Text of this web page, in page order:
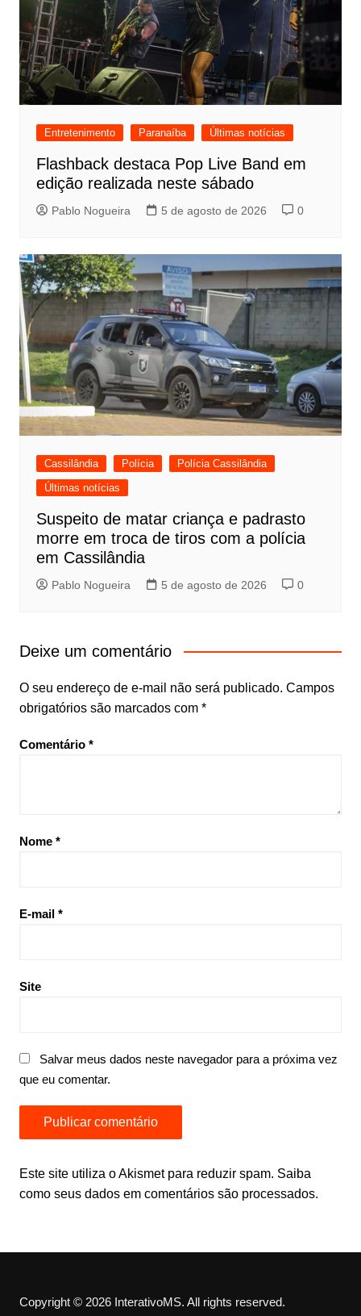
Entretenimento Paranaíba Últimas notícias
Flashback destaca Pop Live Band em
edição realizada neste sábado
Pablo Nogueira 5 de agosto de 2026 0
Cassilândia Polícia
Polícia Cassilândia
Últimas notícias
Suspeito de matar criança e padrasto
morre em troca de tiros com a polícia
em Cassilândia
Pablo Nogueira 5 de agosto de 2026 0
Deixe um comentário
O seu endereço de e-mail não será publicado. Campos
obrigatórios são marcados com *
Comentário *
Nome *
E-mail *
Site
Salvar meus dados neste navegador para a próxima vez
que eu comentar.
Este site utiliza o Akismet para reduzir spam. Saiba
como seus dados em comentários são processados.
Copyright © 2026 InterativoMS. All rights reserved.